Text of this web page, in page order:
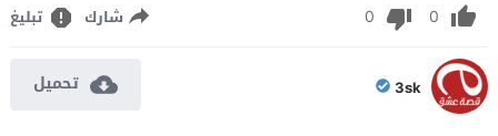
0
0 شارك تبليغ
3sk تحميل